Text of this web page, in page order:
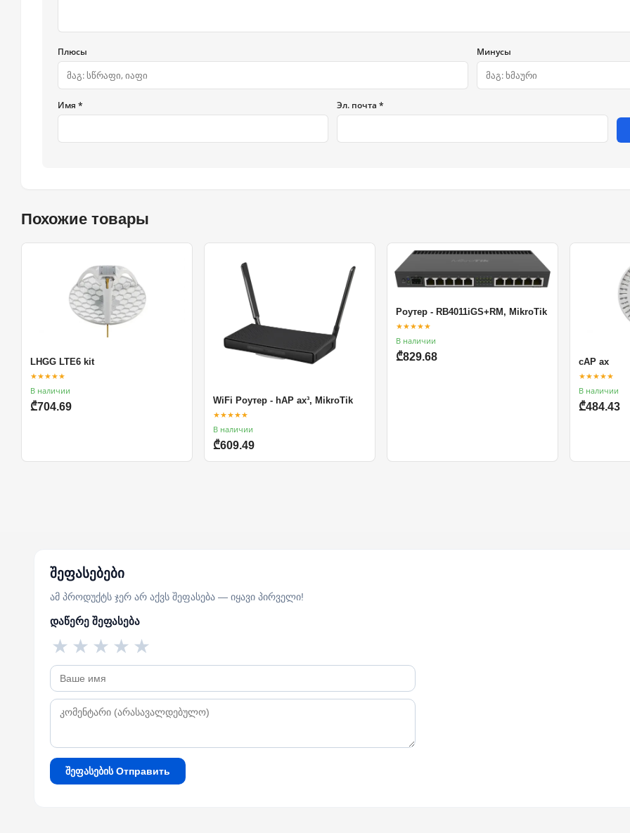
Плюсы Минусы
Имя * Эл. почта *
Похожие товары
LHGG LTE6 kit
★★★★★
В наличии
₾704.69
WiFi Роутер - hAP ax³, MikroTik
★★★★★
В наличии
₾609.49
Роутер - RB4011iGS+RM, MikroTik
★★★★★
В наличии
₾829.68
cAP ax
★★★★★
В наличии
₾484.43
შეფასებები
ამ პროდუქტს ჯერ არ აქვს შეფასება — იყავი პირველი!
დაწერე შეფასება
★
★
★
★
★
შეფასების Отправить